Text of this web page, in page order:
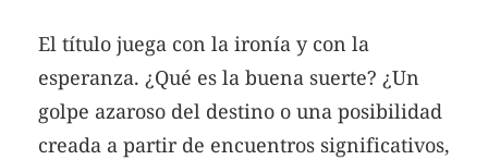
El título juega con la ironía y con la
esperanza. ¿Qué es la buena suerte? ¿Un
golpe azaroso del destino o una posibilidad
creada a partir de encuentros significativos,